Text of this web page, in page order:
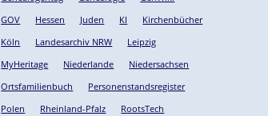
GOV
Hessen Juden KI
Kirchenbücher
Köln
Landesarchiv NRW
Leipzig
MyHeritage
Niederlande
Niedersachsen
Ortsfamilienbuch
Personenstandsregister
Polen
Rheinland-Pfalz
RootsTech